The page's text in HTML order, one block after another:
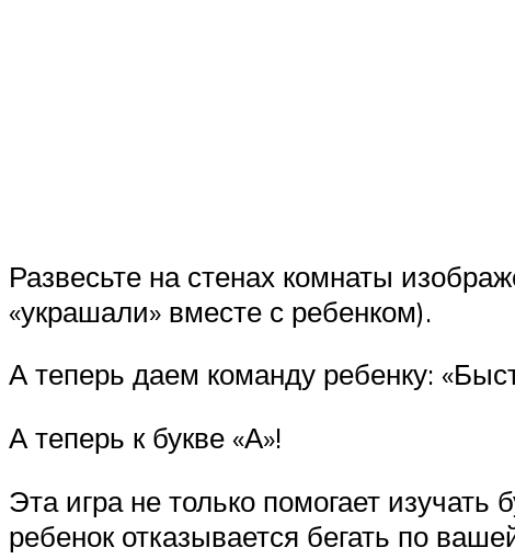
Развесьте на стенах комнаты
«украшали» вместе с ребенком).
А теперь даем команду ребенку:
А теперь к букве «А»!
Эта игра не только помогает
ребенок отказывается бегать по